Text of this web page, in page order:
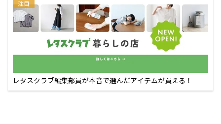
注目
レタスクラブ編集部員が本音で選んだアイテムが買える！